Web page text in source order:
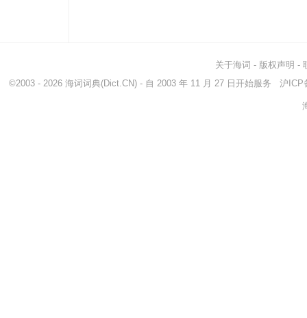
关于海词 - 版权声明 -
©2003 - 2026 海词词典(Dict.CN) - 自 2003 年 11 月 27 日开始服务 沪ICP